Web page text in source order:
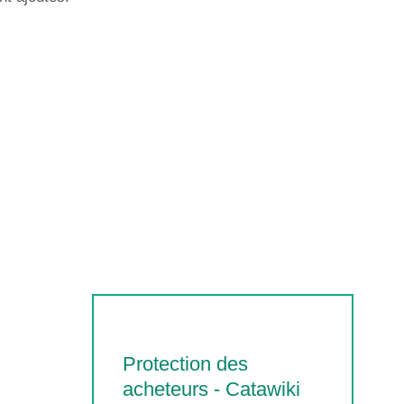
Protection des
acheteurs - Catawiki